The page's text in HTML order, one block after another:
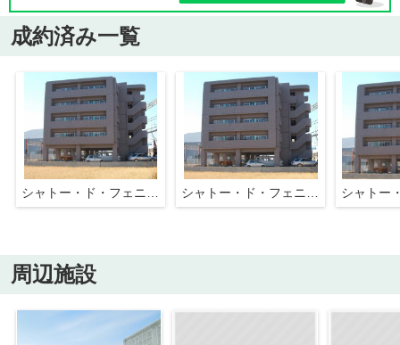
成約済み一覧
周辺施設